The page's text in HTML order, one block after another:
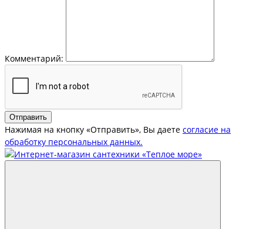
Комментарий:
Отправить
Нажимая на кнопку «Отправить», Вы даете согласие на
обработку персональных данных.